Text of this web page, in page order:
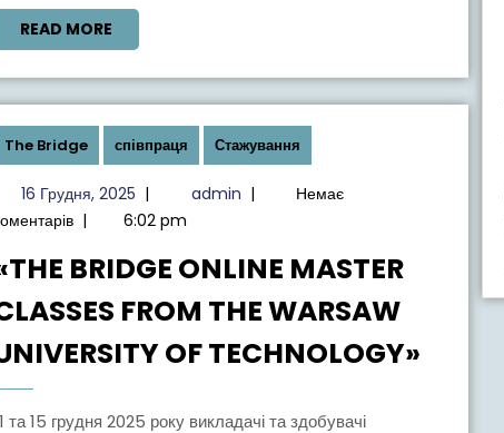
THE
BRIDGE)
READ MOREREAD
MORE
The Bridge співпраця Стажування
16 Грудня, 2025 16
Грудня,
2025
| adminadmin
|
Немає
| 6:02 pm
BRIDGE ONLINE MASTER
FROM THE WARSAW
OF TECHNOLOGY»«THE